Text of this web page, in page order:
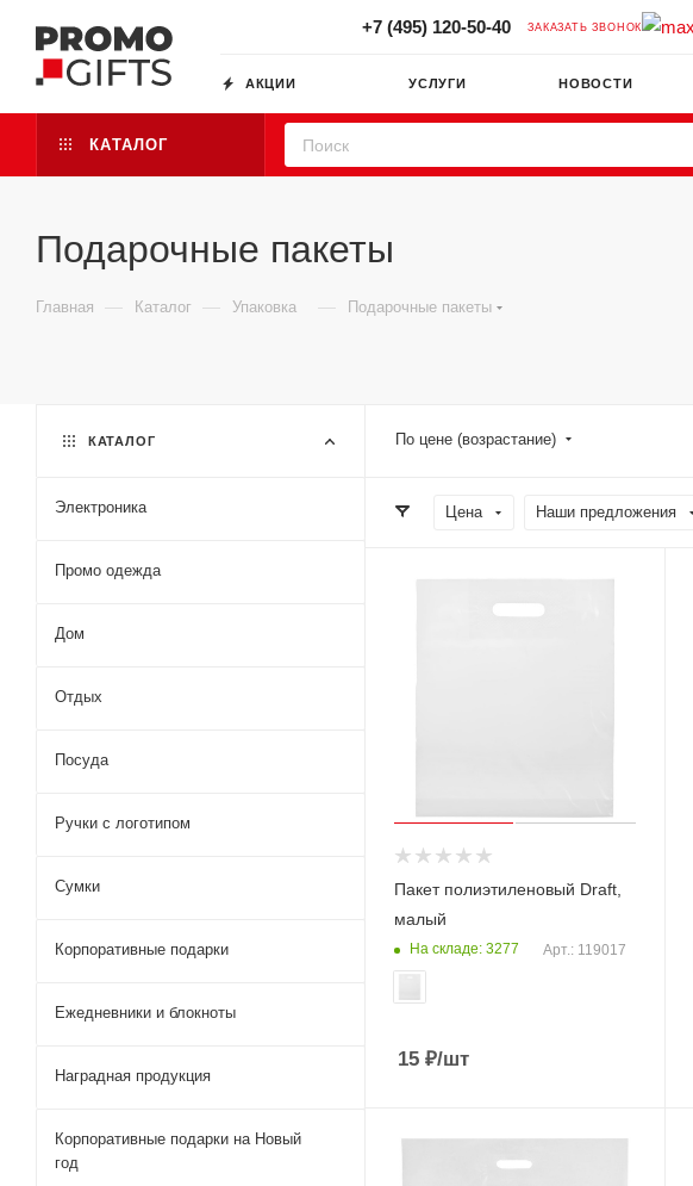
+7 (495) 120-50-40 ЗАКАЗАТЬ ЗВОНОК
АКЦИИ УСЛУГИ НОВОСТИ
КАТАЛОГ
Подарочные пакеты
Главная — Каталог — Упаковка — Подарочные пакеты
По цене (возрастание)
Цена Наши предложения
Пакет полиэтиленовый Draft,
малый
На складе: 3277 Арт.: 119017
15 ₽/шт
КАТАЛОГ
Электроника
Промо одежда
Дом
Отдых
Посуда
Ручки с логотипом
Сумки
Корпоративные подарки
Ежедневники и блокноты
Наградная продукция
Корпоративные подарки на Новый
год